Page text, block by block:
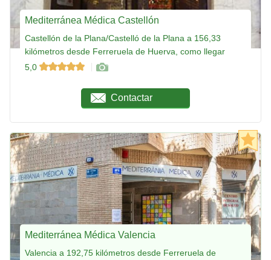
Mediterránea Médica Castellón
Castellón de la Plana/Castelló de la Plana a 156,33
kilómetros desde Ferreruela de Huerva, como llegar
5,0
Contactar
Mediterránea Médica Valencia
Valencia a 192,75 kilómetros desde Ferreruela de